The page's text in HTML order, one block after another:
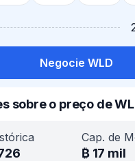
Negocie WLD
sobre o preço de
Cap. de
₿ 17 mil